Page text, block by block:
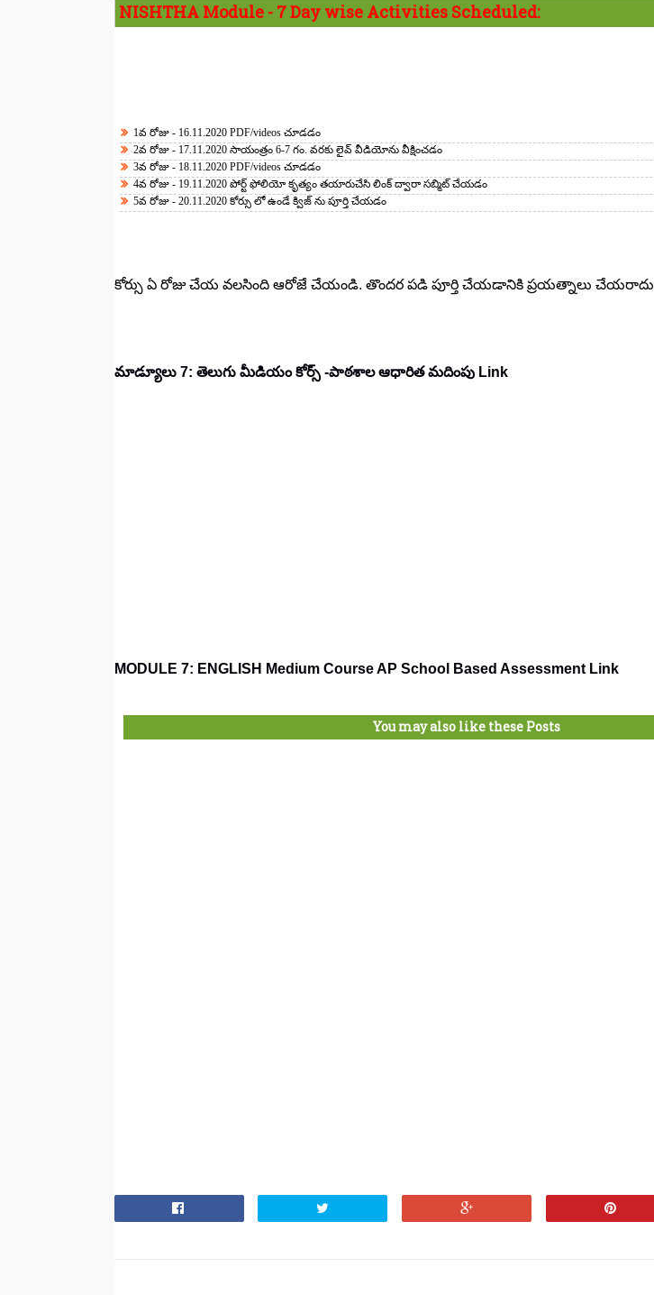
NISHTHA Module - 7 Day wise Activities Scheduled:
1వ రోజు - 16.11.2020 PDF/videos చూడడం
2వ రోజు - 17.11.2020 సాయంత్రం 6-7 గం. వరకు లైవ్ వీడియోను వీక్షించడం
3వ రోజు - 18.11.2020 PDF/videos చూడడం
4వ రోజు - 19.11.2020 పోర్ట్ ఫోలియో కృత్యం తయారుచేసి లింక్ ద్వారా సబ్మిట్ చేయడం
5వ రోజు - 20.11.2020 కోర్సు లో ఉండే క్విజ్ ను పూర్తి చేయడం
కోర్సు ఏ రోజు చేయ వలసింది ఆరోజే చేయండి. తొందర పడి పూర్తి చేయడానికి ప్రయత్నాలు చేయరాదు
మాడ్యూలు 7: తెలుగు మీడియం కోర్స్ -పాఠశాల ఆధారిత మదింపు Link
MODULE 7: ENGLISH Medium Course AP School Based Assessment Link
You may also like these Posts